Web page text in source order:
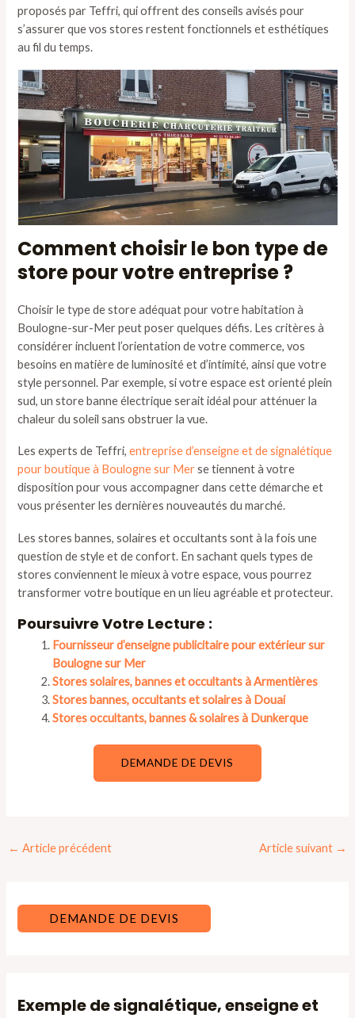
proposés par Teffri, qui offrent des conseils avisés pour
s’assurer que vos stores restent fonctionnels et esthétiques
au fil du temps.
Comment choisir le bon type de
store pour votre entreprise ?
Choisir le type de store adéquat pour votre habitation à
Boulogne-sur-Mer peut poser quelques défis. Les critères à
considérer incluent l’orientation de votre commerce, vos
besoins en matière de luminosité et d’intimité, ainsi que votre
style personnel. Par exemple, si votre espace est orienté plein
sud, un store banne électrique serait idéal pour atténuer la
chaleur du soleil sans obstruer la vue.
Les experts de Teffri,entreprise d’enseigne et de signalétique
pour boutique à Boulogne sur Merse tiennent à votre
disposition pour vous accompagner dans cette démarche et
vous présenter les dernières nouveautés du marché.
Les stores bannes, solaires et occultants sont à la fois une
question de style et de confort. En sachant quels types de
stores conviennent le mieux à votre espace, vous pourrez
transformer votre boutique en un lieu agréable et protecteur.
Poursuivre Votre Lecture :
Fournisseur d’enseigne publicitaire pour extérieur sur
Boulogne sur Mer
Stores solaires, bannes et occultants à Armentières
Stores bannes, occultants et solaires à Douai
Stores occultants, bannes & solaires à Dunkerque
DEMANDE DE DEVIS
Navigation
← Article précédent Article suivant →
DEMANDE DE DEVIS
Exemple de signalétique, enseigne et